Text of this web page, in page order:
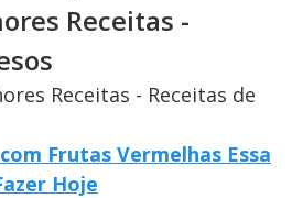
Receitas -
Receitas - Receitas de
Frutas Vermelhas Essa
Hoje